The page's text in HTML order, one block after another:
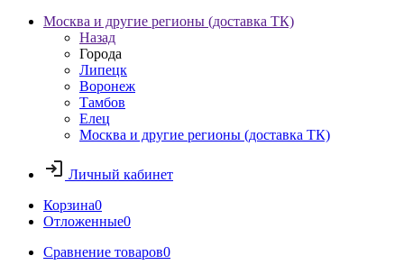
Москва и другие регионы (доставка ТК)
Назад
Города
Липецк
Воронеж
Тамбов
Елец
Москва и другие регионы (доставка ТК)
Личный кабинет
Корзина0
Отложенные0
Сравнение товаров0